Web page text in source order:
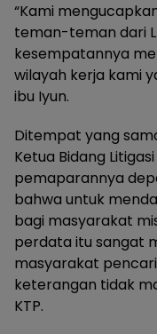
“Kami
teman-teman dari
kesempatannya
wilayah kerja kami
ibu Iyun.
Ditempat yang
Ketua Bidang
pemaparannya
bahwa untuk
bagi masyarakat
perdata itu sangat
masyarakat
keterangan tidak
KTP.